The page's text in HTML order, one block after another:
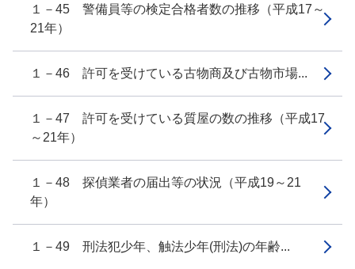
１－45 警備員等の検定合格者数の推移（平成17～
21年）
１－46 許可を受けている古物商及び古物市場...
１－47 許可を受けている質屋の数の推移（平成17
～21年）
１－48 探偵業者の届出等の状況（平成19～21
年）
１－49 刑法犯少年、触法少年(刑法)の年齢...